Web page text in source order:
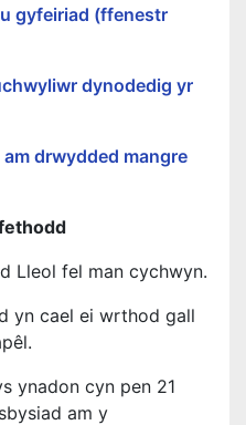
gyfeiriad (ffenestr
dynodedig yr
drwydded mangre
Lleol fel man cychwyn.
yn cael ei wrthod gall
ynadon cyn pen 21
am y